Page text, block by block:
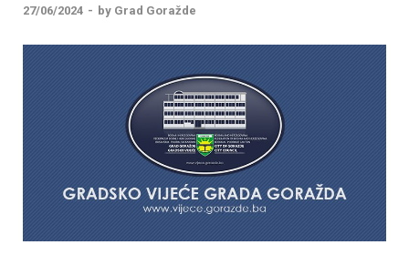
27/06/2024 - by Grad Goražde